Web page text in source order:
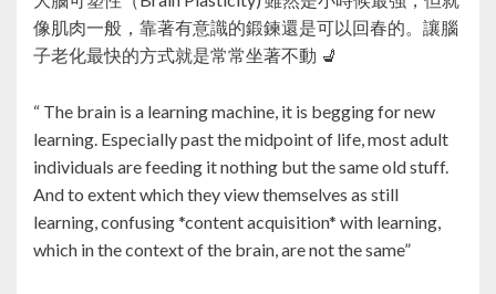
像肌肉一般，靠著有意識的鍛鍊還是可以回春的。讓腦
子老化最快的方式就是常常坐著不動 💺
“ The brain is a learning machine, it is begging for new
learning. Especially past the midpoint of life, most adult
individuals are feeding it nothing but the same old stuff.
And to extent which they view themselves as still
learning, confusing *content acquisition* with learning,
which in the context of the brain, are not the same”